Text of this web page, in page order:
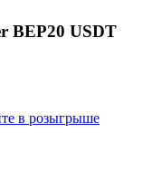
BEP20 USDT
в розыгрыше